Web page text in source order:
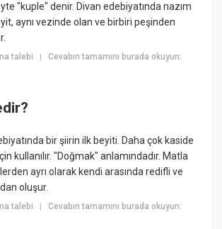
"kuple" denir. Divan edebiyatında nazım
aynı vezinde olan ve birbiri peşinden
talebi |Cevabın tamamını burada okuyun:
bir şiirin ilk beyiti. Daha çok kaside
kullanılır. "Doğmak" anlamındadır. Matla
ayrı olarak kendi arasında redifli ve
oluşur.
talebi |Cevabın tamamını burada okuyun: